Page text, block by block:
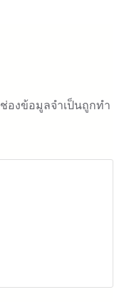
ช่องข้อมูลจำเป็นถูกทำ